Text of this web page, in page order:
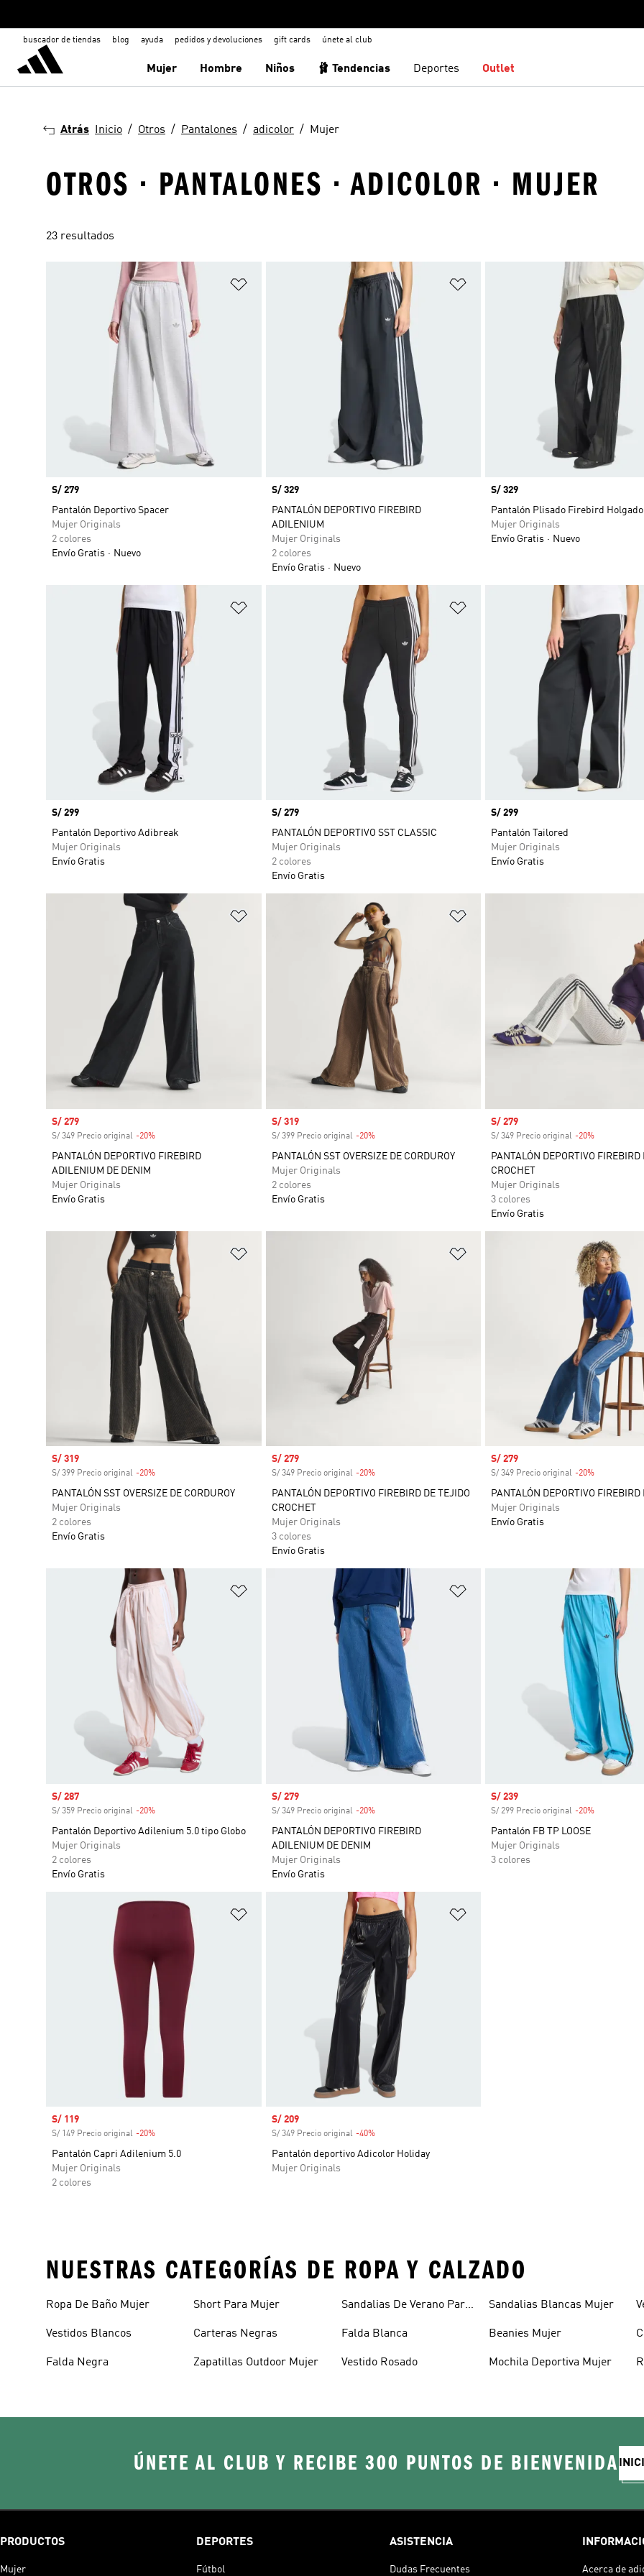
buscador de tiendas blog ayuda pedidos y devoluciones gift cards únete al club
Mujer Hombre Niños 🩰 Tendencias Deportes Outlet
Atrás Inicio Otros Pantalones adicolor Mujer
OTROS · PANTALONES · ADICOLOR · MUJER
23 resultados
Añadir a la lista de deseos
Precio
S/ 279
Pantalón Deportivo Spacer
Mujer Originals
2 colores
Envío Gratis
Nuevo
Añadir a la lista de deseos
Precio
S/ 329
PANTALÓN DEPORTIVO FIREBIRD
ADILENIUM
Mujer Originals
2 colores
Envío Gratis
Nuevo
Precio
S/ 329
Pantalón Plisado Firebird Holgado
Mujer Originals
Envío Gratis
Nuevo
Añadir a la lista de deseos
Precio
S/ 299
Pantalón Deportivo Adibreak
Mujer Originals
Envío Gratis
Añadir a la lista de deseos
Precio
S/ 279
PANTALÓN DEPORTIVO SST CLASSIC
Mujer Originals
2 colores
Envío Gratis
Precio
S/ 299
Pantalón Tailored
Mujer Originals
Envío Gratis
Añadir a la lista de deseos
Precio de venta
S/ 279
S/ 349 Precio original -20%
PANTALÓN DEPORTIVO FIREBIRD
ADILENIUM DE DENIM
Mujer Originals
Envío Gratis
Precio de venta
S/ 319
S/ 399 Precio original -20%Descuento
PANTALÓN SST OVERSIZE DE CORDUROY
Mujer Originals
2 colores
Envío Gratis
Precio de venta
S/ 279
S/ 349 Precio original -20%
PANTALÓN DEPORTIVO FIREBIRD
CROCHET
Mujer Originals
3 colores
Envío Gratis
Precio de venta
S/ 319
S/ 399 Precio original -20%
PANTALÓN SST OVERSIZE DE CORDUROY
Mujer Originals
2 colores
Envío Gratis
Añadir a la lista de deseos
Precio de venta
S/ 279
S/ 349 Precio original -20%Descuento
PANTALÓN DEPORTIVO FIREBIRD DE TEJIDO
CROCHET
Mujer Originals
3 colores
Envío Gratis
Precio de venta
S/ 279
S/ 349 Precio original -20%
PANTALÓN DEPORTIVO FIREBIRD
Mujer Originals
Envío Gratis
Añadir a la lista de deseos
Precio de venta
S/ 287
S/ 359 Precio original -20%
Pantalón Deportivo Adilenium 5.0 tipo Globo
Mujer Originals
2 colores
Envío Gratis
Añadir a la lista de deseos
Precio de venta
S/ 279
S/ 349 Precio original -20%Descuento
PANTALÓN DEPORTIVO FIREBIRD
ADILENIUM DE DENIM
Mujer Originals
Envío Gratis
Precio de venta
S/ 239
S/ 299 Precio original -20%
Pantalón FB TP LOOSE
Mujer Originals
3 colores
Añadir a la lista de deseos
Precio de venta
S/ 119
S/ 149 Precio original -20%
Pantalón Capri Adilenium 5.0
Mujer Originals
2 colores
Precio de venta
S/ 209
S/ 349 Precio original -40%Descuento
Pantalón deportivo Adicolor Holiday
Mujer Originals
NUESTRAS CATEGORÍAS DE ROPA Y CALZADO
Ropa De Baño Mujer
Vestidos Blancos
Falda Negra
Short Para Mujer
Carteras Negras
Zapatillas Outdoor Mujer
Sandalias De Verano Para
Falda Blanca
Vestido Rosado
Sandalias Blancas Mujer
Beanies Mujer
Mochila Deportiva Mujer
ÚNETE AL CLUB Y RECIBE 300 PUNTOS DE BIENVENIDA
PRODUCTOS
Mujer
DEPORTES
Fútbol
ASISTENCIA
Dudas Frecuentes Acerca de